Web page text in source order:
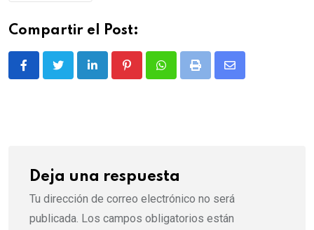
Compartir el Post:
LinkedIn PinterestWhatsappPrint
Share
Deja una respuesta
Tu dirección de correo electrónico no será
publicada. Los campos obligatorios están